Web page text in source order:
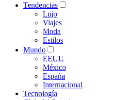
Tendencias
Lujo
Viajes
Moda
Estilos
Mundo
EEUU
México
España
Internacional
Tecnología